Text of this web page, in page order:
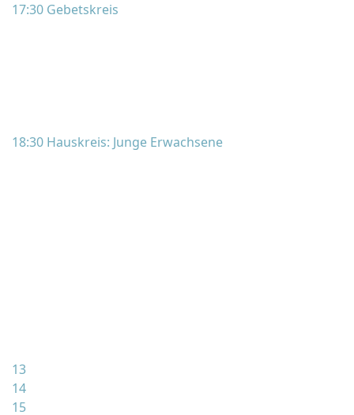
17:30 Gebetskreis
18:30 Hauskreis: Junge Erwachsene
13
14
15